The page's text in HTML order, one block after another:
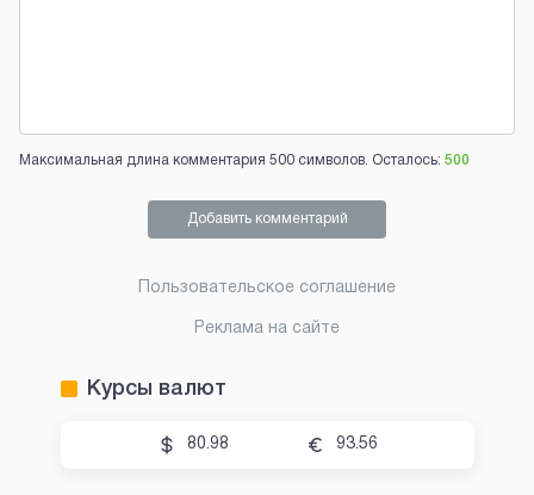
Максимальная длина комментария 500 символов. Осталось: 500
Добавить комментарий
Пользовательское соглашение
Реклама на сайте
Курсы валют
80.98 93.56